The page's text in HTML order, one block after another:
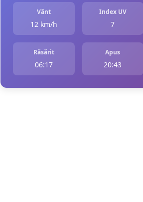
Vânt
12 km/h
Index UV
7
Răsărit
06:17
Apus
20:43